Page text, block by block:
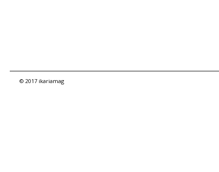
© 2017 ikariamag